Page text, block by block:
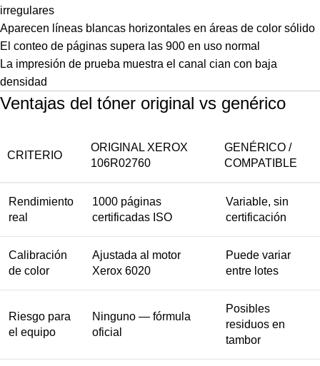
irregulares
Aparecen líneas blancas horizontales en áreas de color sólido
El conteo de páginas supera las 900 en uso normal
La impresión de prueba muestra el canal cian con baja
densidad
Ventajas del tóner original vs genérico
CRITERIO
ORIGINAL XEROX
106R02760
GENÉRICO /
COMPATIBLE
Rendimiento
real
1000 páginas
certificadas ISO
Variable, sin
certificación
Calibración
de color
Ajustada al motor
Xerox 6020
Puede variar
entre lotes
Riesgo para
el equipo
Ninguno — fórmula
oficial
Posibles
residuos en
tambor